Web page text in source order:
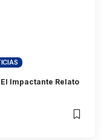
Impactante Relato